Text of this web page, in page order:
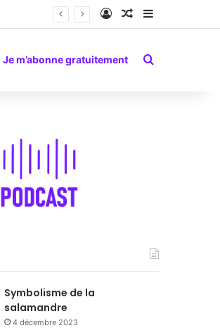
Connexion
Article Aléatoire
Sidebar
Je m’abonne gratuitement Rechercher
Symbolisme de la
salamandre
4 décembre 2023